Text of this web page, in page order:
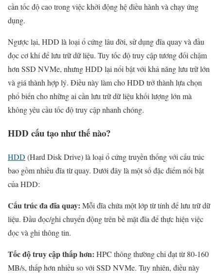
cần tốc độ cao trong việc khởi động hệ điều hành và chạy ứng
dụng.
Ngược lại, HDD là loại ổ cứng lâu đời, sử dụng đĩa quay và đầu
đọc cơ khí để lưu trữ dữ liệu. Tuy tốc độ truy cập tương đối chậm
hơn SSD NVMe, nhưng HDD lại nổi bật với khả năng lưu trữ lớn
và giá thành hợp lý. Điều này làm cho HDD trở thành lựa chọn
phổ biến cho những ai cần lưu trữ dữ liệu khối lượng lớn mà
không yêu cầu tốc độ truy cập nhanh chóng.
HDD cấu tạo như thế nào?
HDD (Hard Disk Drive) là loại ổ cứng truyền thống với cấu trúc
bao gồm nhiều đĩa từ quay. Dưới đây là một số đặc điểm nổi bật
của HDD:
Cấu trúc đa đĩa quay: Mỗi đĩa chứa một lớp từ tính để lưu trữ dữ
liệu. Đầu đọc/ghi chuyển động trên bề mặt đĩa để thực hiện việc
đọc và ghi thông tin.
Tốc độ truy cập thấp hơn: HPC thông thường chỉ đạt từ 80-160
MB/s, thấp hơn nhiều so với SSD NVMe. Tuy nhiên, điều này